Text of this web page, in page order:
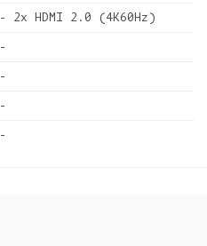
- 2x HDMI 2.0 (4K60Hz)
-
-
-
-